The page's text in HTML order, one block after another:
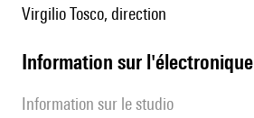
Virgilio Tosco, direction
Information sur l'électronique
Information sur le studio